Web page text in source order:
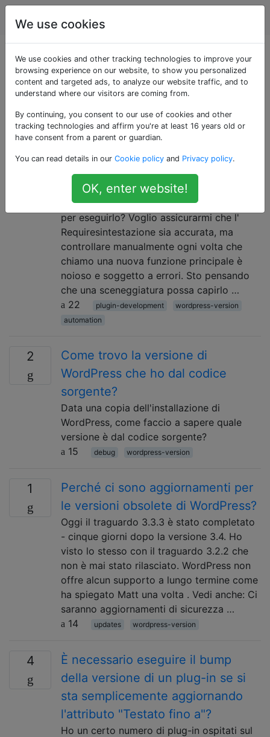
WordPress
Domande taggate
«wordpress-version»
4
Determinare automaticamente la
versione minima di WordPress
richiesta per un plug-in?
Quando si sviluppa un plug-in, esiste un
modo per determinare automaticamente la
versione minima di WordPress necessaria
per eseguirlo? Voglio assicurarmi che l'
Requiresintestazione sia accurata, ma
controllare manualmente ogni volta che
chiamo una nuova funzione principale è
noioso e soggetto a errori. Sto pensando
che una sceneggiatura possa capirlo …
22
plugin-development
wordpress-version
automation
2
Come trovo la versione di
WordPress che ho dal codice
sorgente?
Data una copia dell'installazione di
WordPress, come faccio a sapere quale
versione è dal codice sorgente?
15
debug wordpress-version
1
Perché ci sono aggiornamenti per
le versioni obsolete di WordPress?
Oggi il traguardo 3.3.3 è stato completato
- cinque giorni dopo la versione 3.4. Ho
visto lo stesso con il traguardo 3.2.2 che
non è mai stato rilasciato. WordPress non
offre alcun supporto a lungo termine come
ha spiegato Matt una volta . Vedi anche: Ci
saranno aggiornamenti di sicurezza …
14
updates wordpress-version
4
È necessario eseguire il bump
della versione di un plug-in se si
sta semplicemente aggiornando
l'attributo "Testato fino a"?
Ho un certo numero di plug-in ospitati sul
We use cookies
We use cookies and other tracking technologies to improve your
browsing experience on our website, to show you personalized
content and targeted ads, to analyze our website traffic, and to
understand where our visitors are coming from.
By continuing, you consent to our use of cookies and other
tracking technologies and affirm you're at least 16 years old or
have consent from a parent or guardian.
You can read details in our Cookie policy and Privacy policy.
OK, enter website!